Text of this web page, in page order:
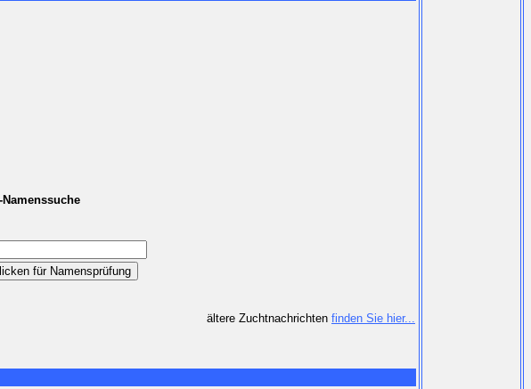
Namenssuche
ältere Zuchtnachrichten finden Sie hier...